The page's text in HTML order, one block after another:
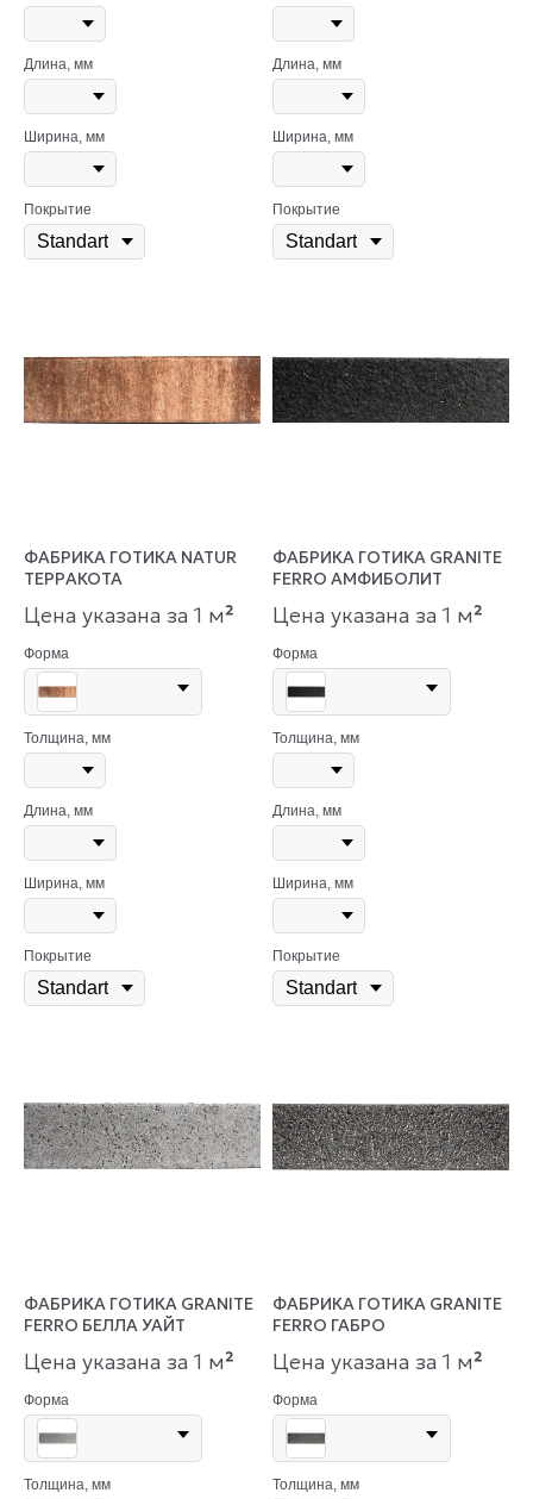
Длина, мм
Ширина, мм
Покрытие
Длина, мм
Ширина, мм
Покрытие
ФАБРИКА ГОТИКА NATUR
ТЕРРАКОТА
Цена указана за 1 м²
Форма
Толщина, мм
Длина, мм
Ширина, мм
Покрытие
ФАБРИКА ГОТИКА GRANITE
FERRO АМФИБОЛИТ
Цена указана за 1 м²
Форма
Толщина, мм
Длина, мм
Ширина, мм
Покрытие
ФАБРИКА ГОТИКА GRANITE
FERRO БЕЛЛА УАЙТ
Цена указана за 1 м²
Форма
Толщина, мм
ФАБРИКА ГОТИКА GRANITE
FERRO ГАБРО
Цена указана за 1 м²
Форма
Толщина, мм